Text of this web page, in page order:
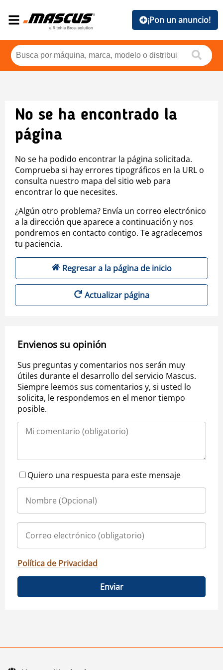
¡Pon un anuncio!
No se ha encontrado la
página
No se ha podido encontrar la página solicitada.
Comprueba si hay errores tipográficos en la URL o
consulta nuestro mapa del sitio web para
encontrar lo que necesites.
¿Algún otro problema? Envía un correo electrónico
a la dirección que aparece a continuación y nos
pondremos en contacto contigo. Te agradecemos
tu paciencia.
Regresar a la página de inicio
Actualizar página
Envienos su opinión
Sus preguntas y comentarios nos serán muy
útiles durante el desarrollo del servicio Mascus.
Siempre leemos sus comentarios y, si usted lo
solicita, le respondemos en el menor tiempo
posible.
Quiero una respuesta para este mensaje
Política de Privacidad
Enviar